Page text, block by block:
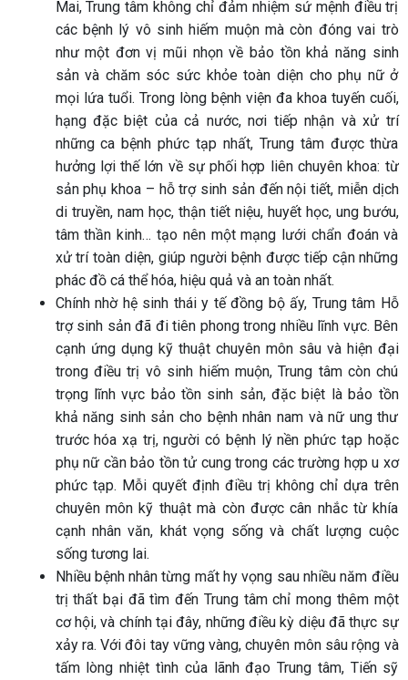
Mai, Trung tâm không chỉ đảm nhiệm sứ mệnh điều trị
các bệnh lý vô sinh hiếm muộn mà còn đóng vai trò
như một đơn vị mũi nhọn về bảo tồn khả năng sinh
sản và chăm sóc sức khỏe toàn diện cho phụ nữ ở
mọi lứa tuổi. Trong lòng bệnh viện đa khoa tuyến cuối,
hạng đặc biệt của cả nước, nơi tiếp nhận và xử trí
những ca bệnh phức tạp nhất, Trung tâm được thừa
hưởng lợi thế lớn về sự phối hợp liên chuyên khoa: từ
sản phụ khoa – hỗ trợ sinh sản đến nội tiết, miễn dịch
di truyền, nam học, thận tiết niệu, huyết học, ung bướu,
tâm thần kinh… tạo nên một mạng lưới chẩn đoán và
xử trí toàn diện, giúp người bệnh được tiếp cận những
phác đồ cá thể hóa, hiệu quả và an toàn nhất.
Chính nhờ hệ sinh thái y tế đồng bộ ấy, Trung tâm Hỗ
trợ sinh sản đã đi tiên phong trong nhiều lĩnh vực. Bên
cạnh ứng dụng kỹ thuật chuyên môn sâu và hiện đại
trong điều trị vô sinh hiếm muộn, Trung tâm còn chú
trọng lĩnh vực bảo tồn sinh sản, đặc biệt là bảo tồn
khả năng sinh sản cho bệnh nhân nam và nữ ung thư
trước hóa xạ trị, người có bệnh lý nền phức tạp hoặc
phụ nữ cần bảo tồn tử cung trong các trường hợp u xơ
phức tạp. Mỗi quyết định điều trị không chỉ dựa trên
chuyên môn kỹ thuật mà còn được cân nhắc từ khía
cạnh nhân văn, khát vọng sống và chất lượng cuộc
sống tương lai.
Nhiều bệnh nhân từng mất hy vọng sau nhiều năm điều
trị thất bại đã tìm đến Trung tâm chỉ mong thêm một
cơ hội, và chính tại đây, những điều kỳ diệu đã thực sự
xảy ra. Với đôi tay vững vàng, chuyên môn sâu rộng và
tấm lòng nhiệt tình của lãnh đạo Trung tâm, Tiến sỹ